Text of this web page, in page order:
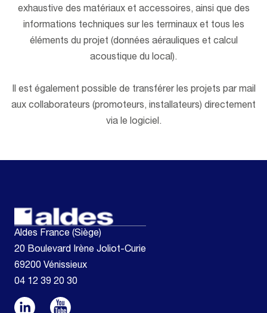
exhaustive des matériaux et accessoires, ainsi que des
informations techniques sur les terminaux et tous les
éléments du projet (données aérauliques et calcul
acoustique du local).
Il est également possible de transférer les projets par mail
aux collaborateurs (promoteurs, installateurs) directement
via le logiciel.
Aldes France (Siège)
20 Boulevard Irène Joliot-Curie
69200 Vénissieux
04 12 39 20 30